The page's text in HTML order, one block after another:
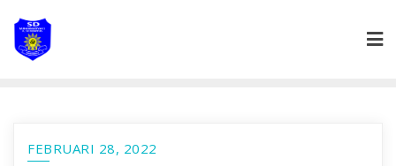
content
FEBRUARI 28, 2022